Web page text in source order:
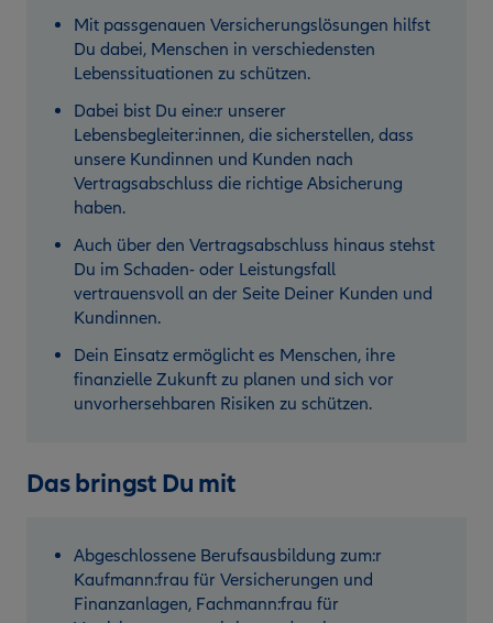
Mit passgenauen Versicherungslösungen hilfst
Du dabei, Menschen in verschiedensten
Lebenssituationen zu schützen.
Dabei bist Du eine:r unserer
Lebensbegleiter:innen, die sicherstellen, dass
unsere Kundinnen und Kunden nach
Vertragsabschluss die richtige Absicherung
haben.
Auch über den Vertragsabschluss hinaus stehst
Du im Schaden- oder Leistungsfall
vertrauensvoll an der Seite Deiner Kunden und
Kundinnen.
Dein Einsatz ermöglicht es Menschen, ihre
finanzielle Zukunft zu planen und sich vor
unvorhersehbaren Risiken zu schützen.
Das bringst Du mit
Abgeschlossene Berufsausbildung zum:r
Kaufmann:frau für Versicherungen und
Finanzanlagen, Fachmann:frau für